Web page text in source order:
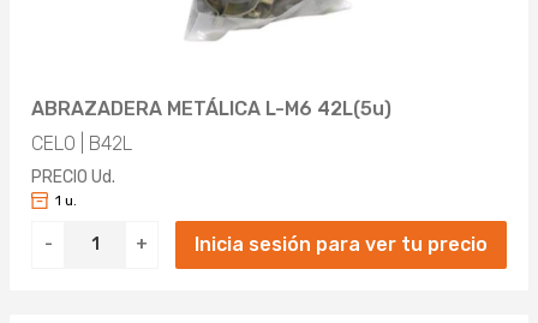
ABRAZADERA METÁLICA L-M6 42L(5u)
CELO | B42L
PRECIO Ud.
- +
1 u.
Inicia sesión para ver tu precio